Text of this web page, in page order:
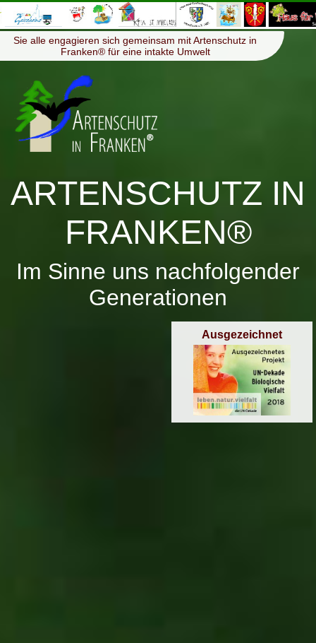
Menü ≡
Sie alle engagieren sich gemeinsam mit Artenschutz in
Franken® für eine intakte Umwelt
ARTENSCHUTZ IN
FRANKEN®
Im Sinne uns nachfolgender
Generationen
Ausgezeichnet